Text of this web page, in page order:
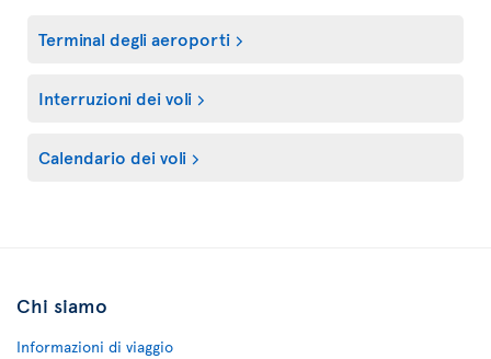
Terminal degli aeroporti
Interruzioni dei voli
Calendario dei voli
Chi siamo
Informazioni di viaggio